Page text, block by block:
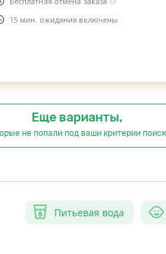
15 мин. ожидания включены
Еще варианты,
не попали под ваши критерии
Питьевая вода